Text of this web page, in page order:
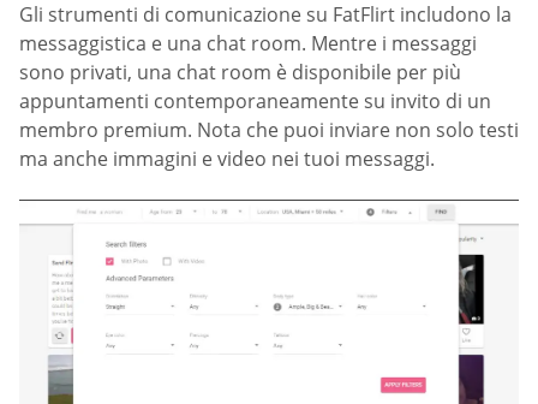
Gli strumenti di comunicazione su FatFlirt includono la
messaggistica e una chat room. Mentre i messaggi
sono privati, una chat room è disponibile per più
appuntamenti contemporaneamente su invito di un
membro premium. Nota che puoi inviare non solo testi
ma anche immagini e video nei tuoi messaggi.